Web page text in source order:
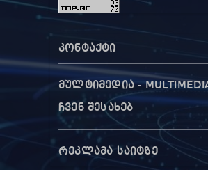
კონტაქტი
მულტიმედია -
ჩვენ შესახებ
რეკლამა საიტზე